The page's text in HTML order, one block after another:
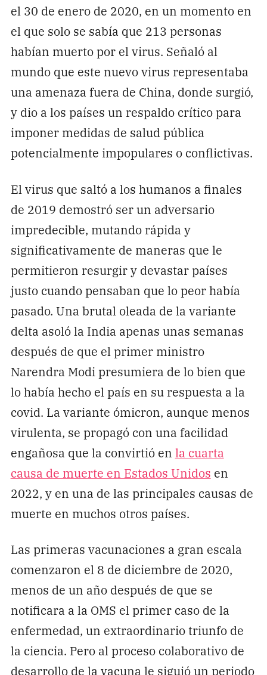
el 30 de enero de 2020, en un momento en
el que solo se sabía que 213 personas
habían muerto por el virus. Señaló al
mundo que este nuevo virus representaba
una amenaza fuera de China, donde surgió,
y dio a los países un respaldo crítico para
imponer medidas de salud pública
potencialmente impopulares o conflictivas.
El virus que saltó a los humanos a finales
de 2019 demostró ser un adversario
impredecible, mutando rápida y
significativamente de maneras que le
permitieron resurgir y devastar países
justo cuando pensaban que lo peor había
pasado. Una brutal oleada de la variante
delta asoló la India apenas unas semanas
después de que el primer ministro
Narendra Modi presumiera de lo bien que
lo había hecho el país en su respuesta a la
covid. La variante ómicron, aunque menos
virulenta, se propagó con una facilidad
engañosa que la convirtió en la cuarta
causa de muerte en Estados Unidos en
2022, y en una de las principales causas de
muerte en muchos otros países.
Las primeras vacunaciones a gran escala
comenzaron el 8 de diciembre de 2020,
menos de un año después de que se
notificara a la OMS el primer caso de la
enfermedad, un extraordinario triunfo de
la ciencia. Pero al proceso colaborativo de
desarrollo de la vacuna le siguió un periodo